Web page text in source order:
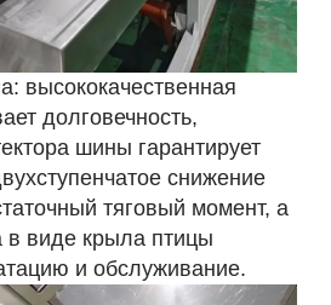
высококачественная
долговечность,
шины гарантирует
снижение
тяговый момент, а
виде крыла птицы
и обслуживание.